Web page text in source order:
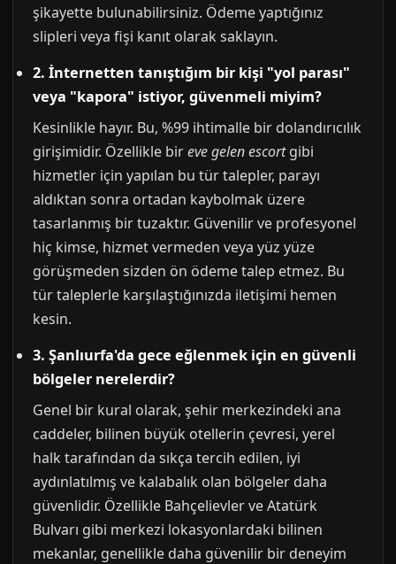
şikayette bulunabilirsiniz. Ödeme yaptığınız
slipleri veya fişi kanıt olarak saklayın.
2. İnternetten tanıştığım bir kişi "yol parası"
veya "kapora" istiyor, güvenmeli miyim?
Kesinlikle hayır. Bu, %99 ihtimalle bir dolandırıcılık
girişimidir. Özellikle bireve gelen escortgibi
hizmetler için yapılan bu tür talepler, parayı
aldıktan sonra ortadan kaybolmak üzere
tasarlanmış bir tuzaktır. Güvenilir ve profesyonel
hiç kimse, hizmet vermeden veya yüz yüze
görüşmeden sizden ön ödeme talep etmez. Bu
tür taleplerle karşılaştığınızda iletişimi hemen
kesin.
3. Şanlıurfa'da gece eğlenmek için en güvenli
bölgeler nerelerdir?
Genel bir kural olarak, şehir merkezindeki ana
caddeler, bilinen büyük otellerin çevresi, yerel
halk tarafından da sıkça tercih edilen, iyi
aydınlatılmış ve kalabalık olan bölgeler daha
güvenlidir. Özellikle Bahçelievler ve Atatürk
Bulvarı gibi merkezi lokasyonlardaki bilinen
mekanlar, genellikle daha güvenilir bir deneyim